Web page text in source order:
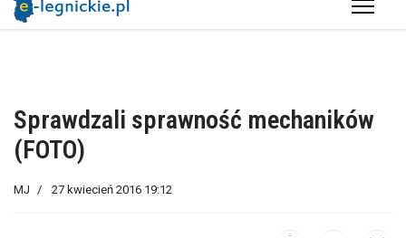
Sprawdzali sprawność mechaników
(FOTO)
MJ 27 kwiecień 2016 19:12